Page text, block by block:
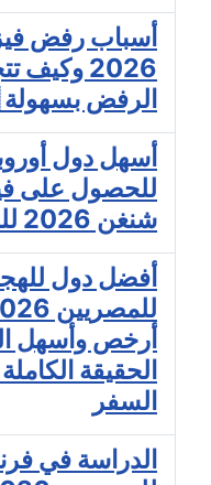
أسباب رفض فيزا
2026 وكيف
الرفض بسهولة 🇩🇪
أسهل دول
للحصول على
شنغن 2026 للمصريين
أفضل دول
أرخص وأسهل
الحقيقة
السفر
الدراسة في